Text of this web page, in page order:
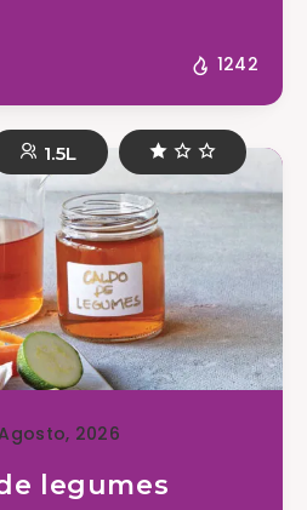
1242
1.5L
2026
legumes